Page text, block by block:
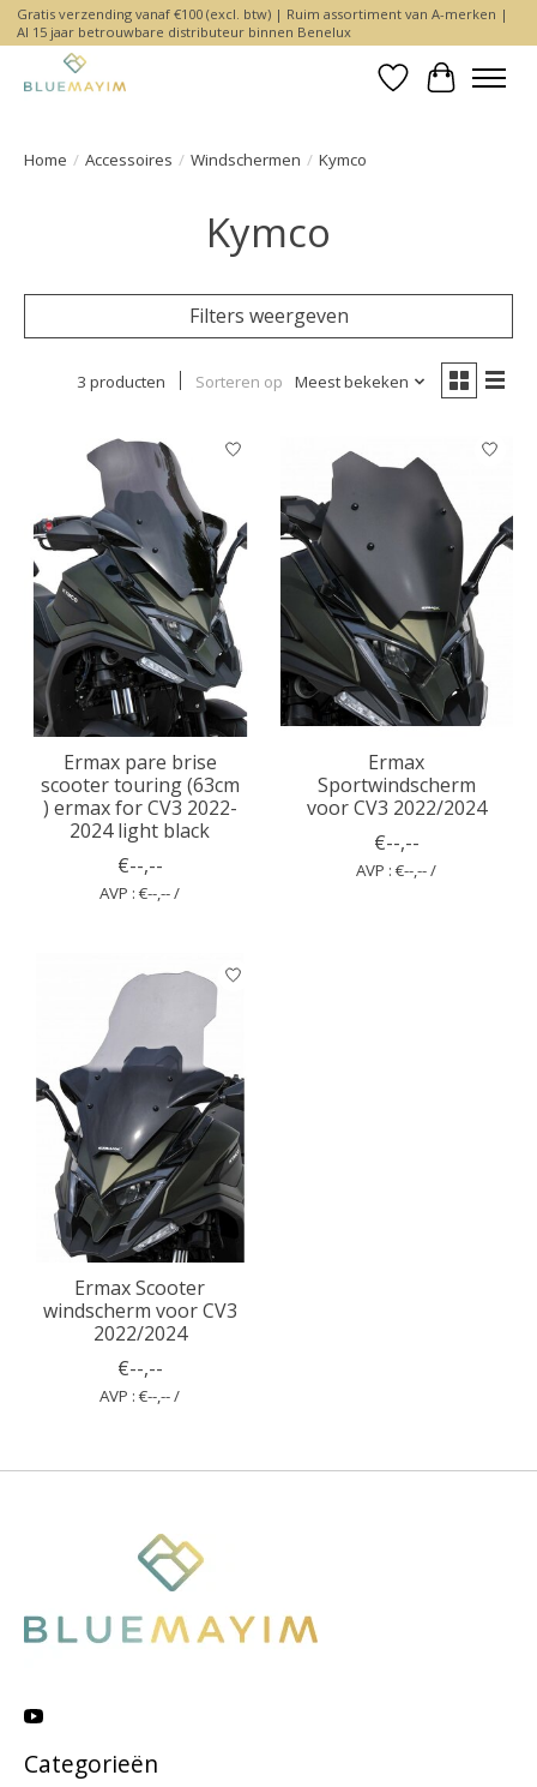
Gratis verzending vanaf €100 (excl. btw) | Ruim assortiment van A-merken |
Al 15 jaar betrouwbare distributeur binnen Benelux
Verlanglijst
Home / Accessoires / Windschermen / Kymco
Kymco
Filters weergeven
3 producten Sorteren op Meest bekeken
Ermax pare brise
scooter touring (63cm
) ermax for CV3 2022-
2024 light black
€--,--
AVP : €--,-- /
Ermax
Sportwindscherm
voor CV3 2022/2024
€--,--
AVP : €--,-- /
Ermax Scooter
windscherm voor CV3
2022/2024
€--,--
AVP : €--,-- /
Categorieën